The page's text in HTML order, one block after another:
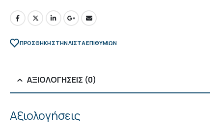
ΠΡΌΣΘΉΚΗ ΣΤΗΝ ΛΊΣΤΑ ΕΠΙΘΥΜΙΏΝ
ΑΞΙΟΛΟΓΉΣΕΙΣ (0)
Αξιολογήσεις